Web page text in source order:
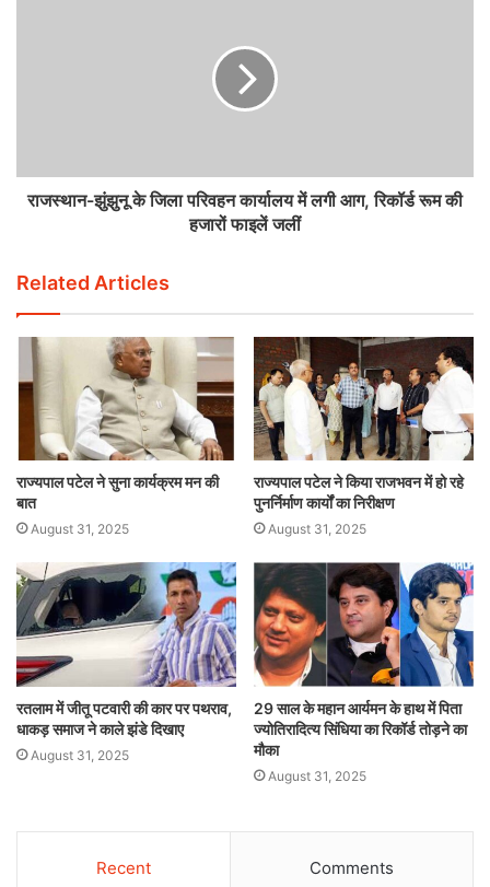
राजस्थान-झुंझुनू के जिला परिवहन कार्यालय में लगी आग, रिकॉर्ड रूम की
हजारों फाइलें जलीं
Related Articles
राज्यपाल पटेल ने सुना कार्यक्रम मन की
बात
August 31, 2025
राज्यपाल पटेल ने किया राजभवन में हो रहे
पुनर्निर्माण कार्यों का निरीक्षण
August 31, 2025
रतलाम में जीतू पटवारी की कार पर पथराव,
धाकड़ समाज ने काले झंडे दिखाए
August 31, 2025
29 साल के महान आर्यमन के हाथ में पिता
ज्योतिरादित्य सिंधिया का रिकॉर्ड तोड़ने का
मौका
August 31, 2025
Recent Comments